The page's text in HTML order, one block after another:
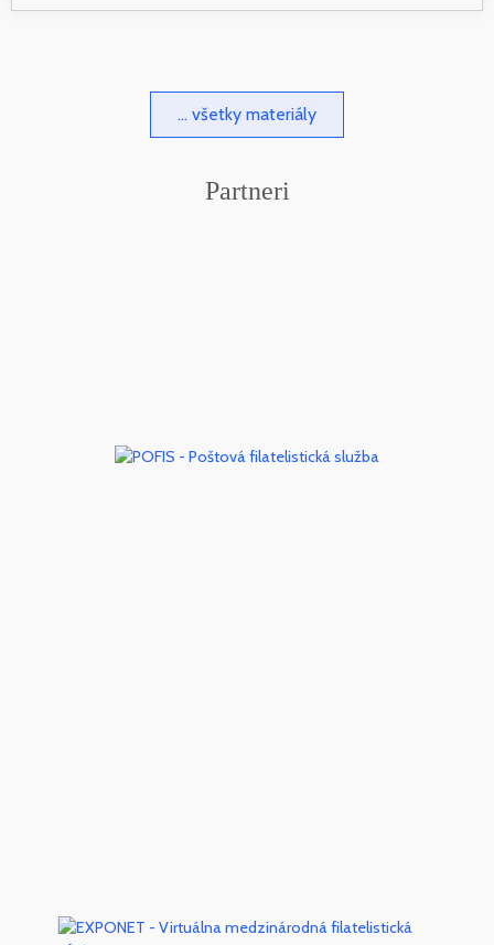
... všetky materiály
Partneri